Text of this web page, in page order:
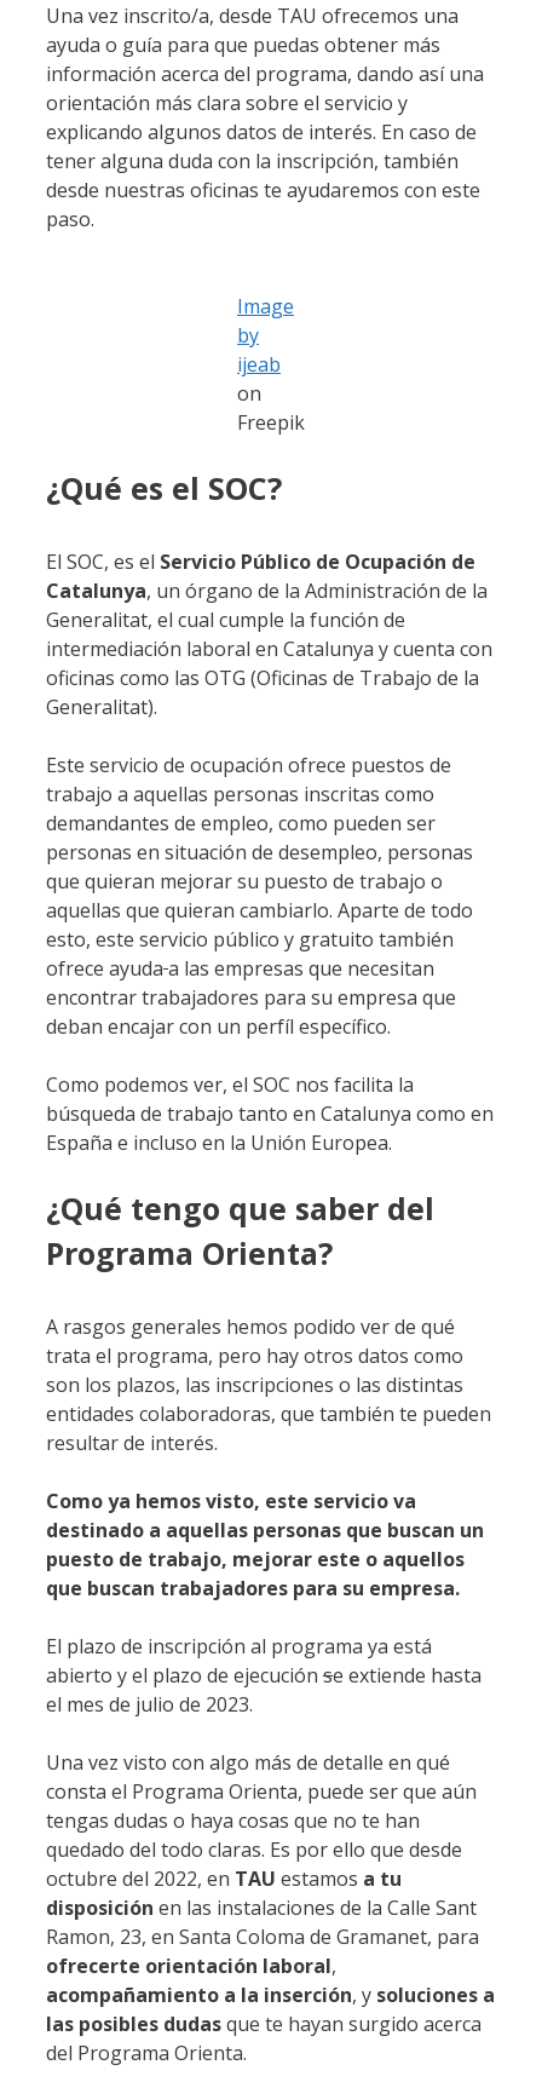
Una vez inscrito/a, desde TAU ofrecemos una
ayuda o guía para que puedas obtener más
información acerca del programa, dando así una
orientación más clara sobre el servicio y
explicando algunos datos de interés. En caso de
tener alguna duda con la inscripción, también
desde nuestras oficinas te ayudaremos con este
paso.
Image
by
ijeab
on
Freepik
¿Qué es el SOC?
El SOC, es el Servicio Público de Ocupación de
Catalunya, un órgano de la Administración de la
Generalitat, el cual cumple la función de
intermediación laboral en Catalunya y cuenta con
oficinas como las OTG (Oficinas de Trabajo de la
Generalitat).
Este servicio de ocupación ofrece puestos de
trabajo a aquellas personas inscritas como
demandantes de empleo, como pueden ser
personas en situación de desempleo, personas
que quieran mejorar su puesto de trabajo o
aquellas que quieran cambiarlo. Aparte de todo
esto, este servicio público y gratuito también
ofrece ayuda a las empresas que necesitan
encontrar trabajadores para su empresa que
deban encajar con un perfíl específico.
Como podemos ver, el SOC nos facilita la
búsqueda de trabajo tanto en Catalunya como en
España e incluso en la Unión Europea.
¿Qué tengo que saber del
Programa Orienta?
A rasgos generales hemos podido ver de qué
trata el programa, pero hay otros datos como
son los plazos, las inscripciones o las distintas
entidades colaboradoras, que también te pueden
resultar de interés.
Como ya hemos visto, este servicio va
destinado a aquellas personas que buscan un
puesto de trabajo, mejorar este o aquellos
que buscan trabajadores para su empresa.
El plazo de inscripción al programa ya está
abierto y el plazo de ejecución se extiende hasta
el mes de julio de 2023.
Una vez visto con algo más de detalle en qué
consta el Programa Orienta, puede ser que aún
tengas dudas o haya cosas que no te han
quedado del todo claras. Es por ello que desde
octubre del 2022, en TAU estamos a tu
disposición en las instalaciones de la Calle Sant
Ramon, 23, en Santa Coloma de Gramanet, para
ofrecerte orientación laboral,
acompañamiento a la inserción, y soluciones a
las posibles dudasque te hayan surgido acerca
del Programa Orienta.